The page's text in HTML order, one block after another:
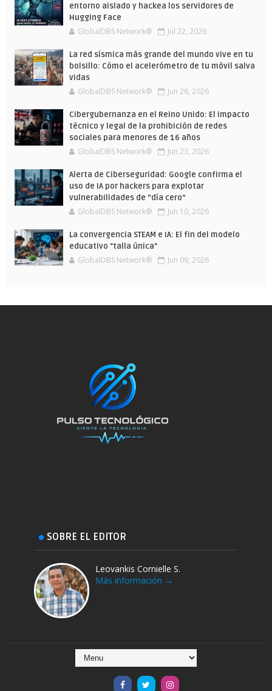
entorno aislado y hackea los servidores de
Hugging Face
GlobalDBS Network® Jul 22, 2026
La red sísmica más grande del mundo vive en tu
bolsillo: Cómo el acelerómetro de tu móvil salva
vidas
GlobalDBS Network® Jun 26, 2026
Cibergubernanza en el Reino Unido: El impacto
técnico y legal de la prohibición de redes
sociales para menores de 16 años
GlobalDBS Network® Jun 23, 2026
Alerta de Ciberseguridad: Google confirma el
uso de IA por hackers para explotar
vulnerabilidades de “día cero”
GlobalDBS Network® Jun 10, 2026
La convergencia STEAM e IA: El fin del modelo
educativo "talla única"
GlobalDBS Network® Jun 09, 2026
SOBRE EL EDITOR
Leovankis Cornielle S.
Más información →